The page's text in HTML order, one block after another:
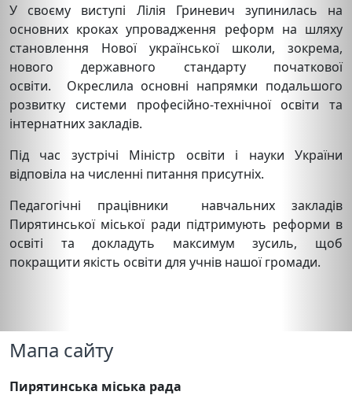
У своєму виступі Лілія Гриневич зупинилась на
основних кроках упровадження реформ на шляху
становлення Нової української школи, зокрема,
нового державного стандарту початкової
освіти. Окреслила основні напрямки подальшого
розвитку системи професійно-технічної освіти та
інтернатних закладів.
Під час зустрічі Міністр освіти і науки України
відповіла на численні питання присутніх.
Педагогічні працівники навчальних закладів
Пирятинської міської ради підтримують реформи в
освіті та докладуть максимум зусиль, щоб
покращити якість освіти для учнів нашої громади.
Мапа сайту
Пирятинська міська рада